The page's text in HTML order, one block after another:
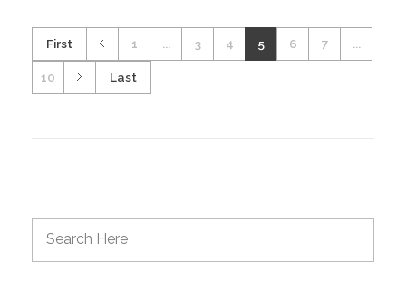
First 1 3 4 5 6 7
10 Last